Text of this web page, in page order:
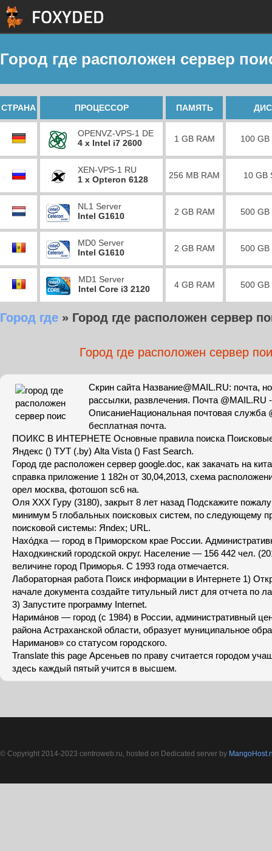
Город где расположен сервер
СТРАНА ПРОЦЕССОР ПАМЯТЬ
OPENVZ-VPS-1 DE
4 x Intel i7 2600
1 GB RAM 100 GB
XEN-VPS-1 RU
1 x Opteron 6128
256 MB RAM 10 GB
NL1 Server
Intel G1610
2 GB RAM 500 GB
MD0 Server
Intel G1610
2 GB RAM 500 GB
MD1 Server
Intel Core i3 2120
4 GB RAM 500 GB
Город где » Город где расположен сервер
Город где расположен сервер
Скрин сайта Название@MAIL.RU: почта,
рассылки, развлечения. Почта @MAIL.RU
ОписаниеНациональная почтовая служба
бесплатная почта.
ПОИКС В ИНТЕРНЕТЕ Основные правила поиска
Яндекс () ТУТ (.by) Alta Vista () Fast Search.
Город где расположен сервер google.doc, как закачать на
справка приложение 1 182н от 30,04,2013, схема
орел москва, фотошоп sc6 на.
Оля ХХХ Гуру (3180), закрыт 8 лет назад Подскажите
минимум 5 глобальных поисковых систем, по следующему
поисковой системы: Яndex; URL.
Нахо́дка — город в Приморском крае России.
Находкинский городской округ. Население — 156 442 чел.
величине город Приморья. С 1993 года отмечается.
Лабораторная работа Поиск информации в Интернете 1)
начале документа создайте титульный лист для отчета по
3) Запустите программу Internet.
Нарима́нов — город (с 1984) в России, административный
района Астраханской области, образует муниципальное
Нариманов» со статусом городского.
Translate this page Арсеньев по праву считается городом
здесь каждый пятый учится в высшем.
© Copyright 2014-2023 centroweb.ru, hosted on Dedicated server by